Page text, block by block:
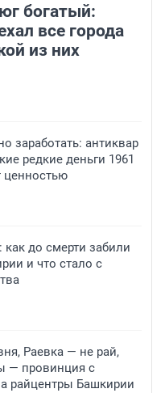
богатый:
все города
из них
заработать: антиквар
редкие деньги 1961
ценностью
до смерти забили
и что стало с
Раевка — не рай,
— провинция с
райцентры Башкирии